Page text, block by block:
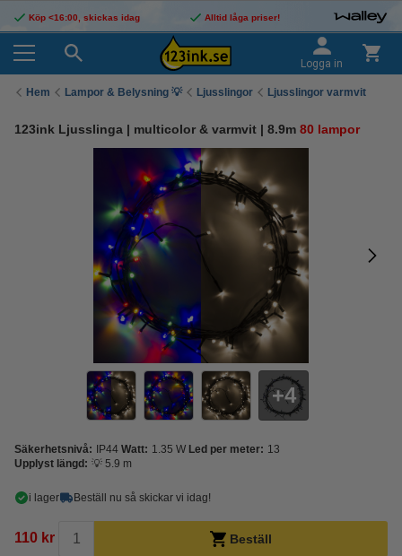
Köp <16:00, skickas idag Alltid låga priser!
Logga in
Hem Lampor & Belysning 💡 Ljusslingor Ljusslingor varmvit
123ink Ljusslinga | multicolor & varmvit | 8.9m 80 lampor
4
Säkerhetsnivå: IP44 Watt: 1.35 W Led per meter: 13
Upplyst längd: 💡 5.9 m
i lager Beställ nu så skickar vi idag!
110 kr Beställ